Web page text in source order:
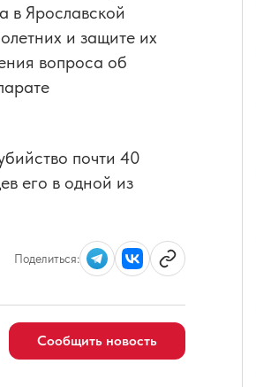
в Ярославской
и защите их
вопроса об
почти 40
его в одной из
Поделиться:
Сообщить новость